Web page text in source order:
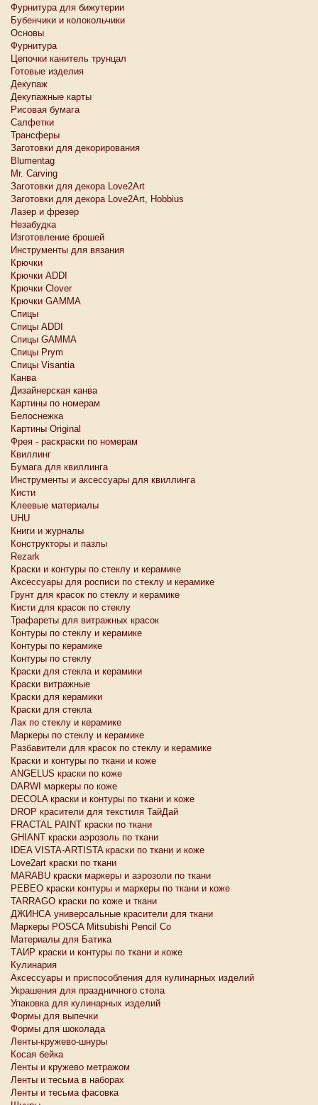
Фурнитура для бижутерии
Бубенчики и колокольчики
Основы
Фурнитура
Цепочки канитель трунцал
Готовые изделия
Декупаж
Декупажные карты
Рисовая бумага
Салфетки
Трансферы
Заготовки для декорирования
Blumentag
Mr. Carving
Заготовки для декора Love2Art
Заготовки для декора Love2Art, Hobbius
Лазер и фрезер
Незабудка
Изготовление брошей
Инструменты для вязания
Крючки
Крючки ADDI
Крючки Clover
Крючки GAMMA
Спицы
Спицы ADDI
Спицы GAMMA
Спицы Prym
Спицы Visantia
Канва
Дизайнерская канва
Картины по номерам
Белоснежкa
Картины Original
Фрея - раскраски по номерам
Квиллинг
Бумага для квиллинга
Инструменты и аксессуары для квиллинга
Кисти
Клеевые материалы
UHU
Книги и журналы
Конструкторы и пазлы
Rezark
Краски и контуры по стеклу и керамике
Аксессуары для росписи по стеклу и керамике
Грунт для красок по стеклу и керамике
Кисти для красок по стеклу
Трафареты для витражных красок
Контуры по стеклу и керамике
Контуры по керамике
Контуры по стеклу
Краски для стекла и керамики
Краски витражные
Краски для керамики
Краски для стекла
Лак по стеклу и керамике
Маркеры по стеклу и керамике
Разбавители для красок по стеклу и керамике
Краски и контуры по ткани и коже
ANGELUS краски по коже
DARWI маркеры по коже
DECOLA краски и контуры по ткани и коже
DROP красители для текстиля ТайДай
FRACTAL PAINT краски по ткани
GHIANT краски аэрозоль по ткани
IDEA VISTA-ARTISTA краски по ткани и коже
Love2art краски по ткани
MARABU краски маркеры и аэрозоли по ткани
PEBEO краски контуры и маркеры по ткани и коже
TARRAGO краски по коже и ткани
ДЖИНСА универсальные красители для ткани
Маркеры POSCA Mitsubishi Pencil Co
Материалы для Батика
ТАИР краски и контуры по ткани и коже
Кулинария
Аксессуары и приспособления для кулинарных изделий
Украшения для праздничного стола
Упаковка для кулинарных изделий
Формы для выпечки
Формы для шоколада
Ленты-кружево-шнуры
Косая бейка
Ленты и кружево метражом
Ленты и тесьма в наборах
Ленты и тесьма фасовка